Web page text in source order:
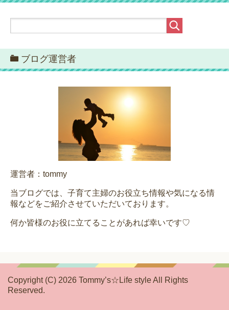
ブログ運営者
運営者：tommy
当ブログでは、子育て主婦のお役立ち情報や気になる情
報などをご紹介させていただいております。
何か皆様のお役に立てることがあれば幸いです♡
Copyright (C) 2026 Tommy’s☆Life styleAll Rights
Reserved.